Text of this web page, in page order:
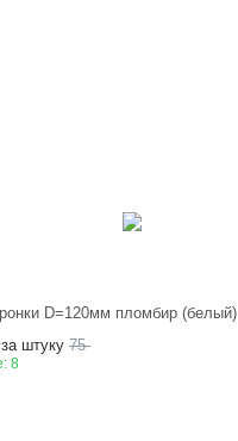
D=120мм пломбир (белый)
штуку 75
8